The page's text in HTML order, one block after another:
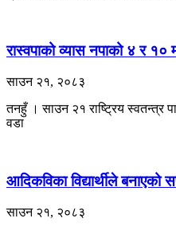
रास्वपाको व्यास नपाको ४ र
साउन २१, २०८३
तनहुँ । साउन २१ राष्ट्रिय स्वतन्त्र
वडा
आदिकविका विद्यार्थीले
साउन २१, २०८३